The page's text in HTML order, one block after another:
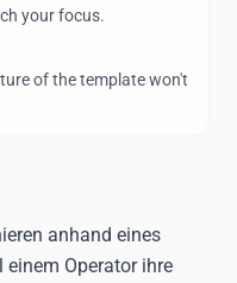
your focus.
of the template won't
anhand eines
Operator ihre